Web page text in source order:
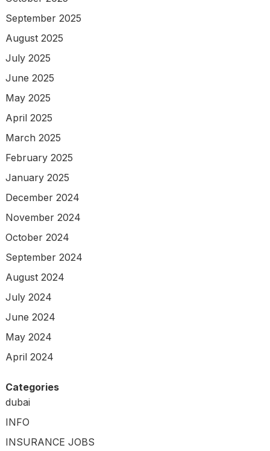
September 2025
August 2025
July 2025
June 2025
May 2025
April 2025
March 2025
February 2025
January 2025
December 2024
November 2024
October 2024
September 2024
August 2024
July 2024
June 2024
May 2024
April 2024
Categories
dubai
INFO
INSURANCE JOBS